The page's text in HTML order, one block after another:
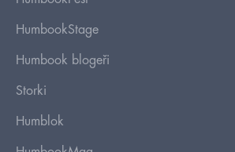
HumbookStage
Humbook blogeři
Storki
Humblok